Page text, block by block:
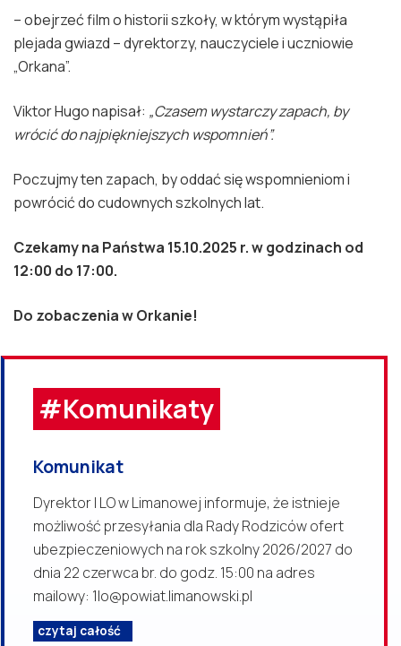
– obejrzeć film o historii szkoły, w którym wystąpiła
plejada gwiazd – dyrektorzy, nauczyciele i uczniowie
„Orkana”.
Viktor Hugo napisał: „Czasem wystarczy zapach, by
wrócić do najpiękniejszych wspomnień”.
Poczujmy ten zapach, by oddać się wspomnieniom i
powrócić do cudownych szkolnych lat.
Czekamy na Państwa 15.10.2025 r. w godzinach od
12:00 do 17:00.
Do zobaczenia w Orkanie!
#Komunikaty
Komunikat
Dyrektor I LO w Limanowej informuje, że istnieje
możliwość przesyłania dla Rady Rodziców ofert
ubezpieczeniowych na rok szkolny 2026/2027 do
dnia 22 czerwca br. do godz. 15:00 na adres
mailowy: 1lo@powiat.limanowski.pl
czytaj całość